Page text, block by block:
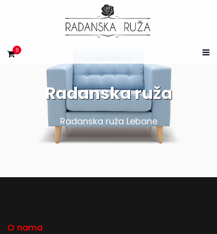
0
Radanska ruža
Radanska ruža Lebane
O nama